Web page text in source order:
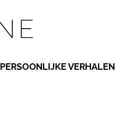
PERSOONLIJKE VERHALEN